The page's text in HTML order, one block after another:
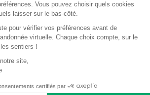
Vous pouvez choisir quels cookies
laisser sur le bas-côté.
pour vérifier vos préférences avant de
virtuelle. Chaque choix compte, sur le
sentiers !
site,
certifiés par